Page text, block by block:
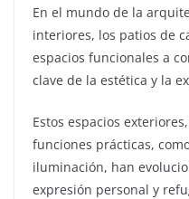
En el mundo de la
interiores, los patios de
espacios funcionales a
clave de la estética y la
Estos espacios
funciones prácticas,
iluminación, han
expresión personal y